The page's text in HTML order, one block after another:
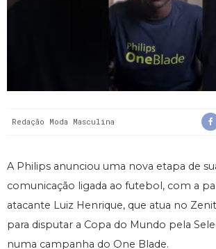
Redação Moda Masculina
A Philips anunciou uma nova etapa de
comunicação ligada ao futebol, com a
atacante Luiz Henrique, que atua no
para disputar a Copa do Mundo pela
numa campanha do One Blade.